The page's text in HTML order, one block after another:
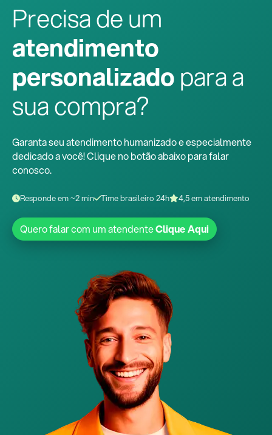
Precisa de um
atendimento
personalizadopara a
sua compra?
Garanta seu atendimento humanizado e especialmente
dedicado a você! Clique no botão abaixo para falar
conosco.
Responde em ~2 min Time brasileiro 24h 4,5 em atendimento
Quero falar com um atendenteClique Aqui